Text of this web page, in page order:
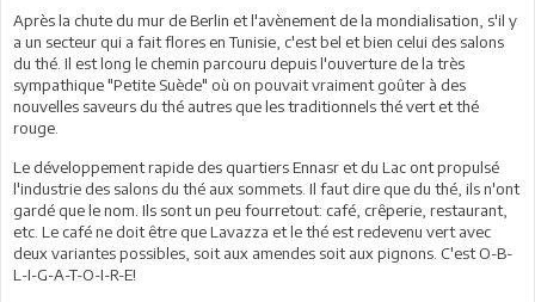
Après la chute du mur de Berlin et l'avènement de la mondialisation, s'il y
a un secteur qui a fait flores en Tunisie, c'est bel et bien celui des salons
du thé. Il est long le chemin parcouru depuis l'ouverture de la très
sympathique "Petite Suède" où on pouvait vraiment goûter à des
nouvelles saveurs du thé autres que les traditionnels thé vert et thé
rouge.
Le développement rapide des quartiers Ennasr et du Lac ont propulsé
l'industrie des salons du thé aux sommets. Il faut dire que du thé, ils n'ont
gardé que le nom. Ils sont un peu fourretout: café, crêperie, restaurant,
etc. Le café ne doit être que Lavazza et le thé est redevenu vert avec
deux variantes possibles, soit aux amendes soit aux pignons. C'est O-B-
L-I-G-A-T-O-I-R-E!